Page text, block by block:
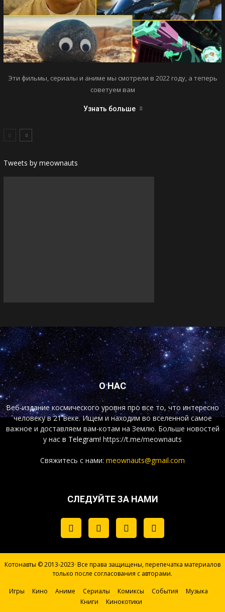
Эти фильмы, сериалы и аниме мы смотрели в 2022 году, а теперь
советуем вам
Узнать больше
Tweets by meownauts
О НАС
Веб-издание космического уровня про все то, что интересно
человеку в 21 веке. Ищем и находим во вселенной самое
важное и доставляем вам-котам на Землю. Больше новостей
у нас в Telegram! https://t.me/meownauts
Свяжитесь с нами: meownauts@gmail.com
СЛЕДУЙТЕ ЗА НАМИ
Котонавты © 2013-2023· Все права защищены, перепечатка материалов
только после согласования с авторами.
Игры Кино Аниме Сериалы Комиксы События
Музыка
Книги
Кинокотики